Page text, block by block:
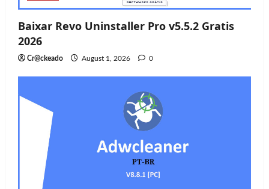
Baixar Revo Uninstaller Pro v5.5.2 Gratis
2026
Cr@ckeado August 1, 2026 0